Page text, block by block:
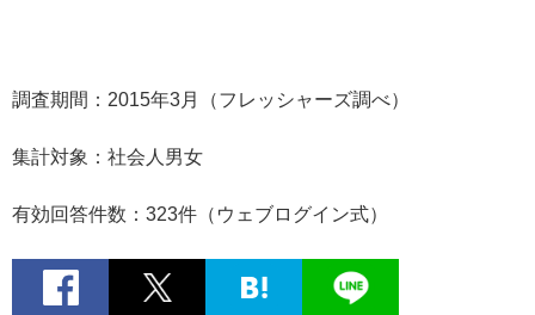
調査期間：2015年3月（フレッシャーズ調べ）
集計対象：社会人男女
有効回答件数：323件（ウェブログイン式）